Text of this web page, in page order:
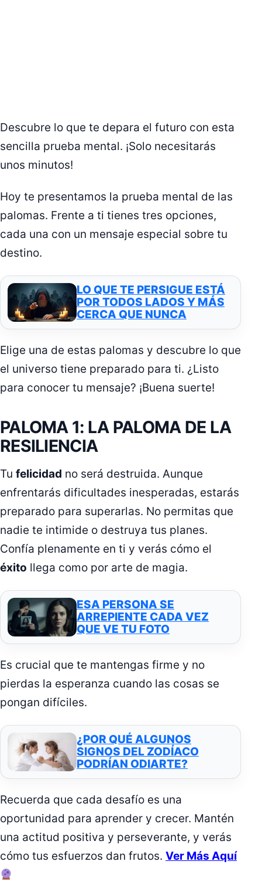
Descubre lo que te depara el futuro con esta
sencilla prueba mental. ¡Solo necesitarás
unos minutos!
Hoy te presentamos la prueba mental de las
palomas. Frente a ti tienes tres opciones,
cada una con un mensaje especial sobre tu
destino.
LO QUE TE PERSIGUE ESTÁ
POR TODOS LADOS Y MÁS
CERCA QUE NUNCA
Elige una de estas palomas y descubre lo que
el universo tiene preparado para ti. ¿Listo
para conocer tu mensaje? ¡Buena suerte!
PALOMA 1: LA PALOMA DE LA
RESILIENCIA
Tu felicidad no será destruida. Aunque
enfrentarás dificultades inesperadas, estarás
preparado para superarlas. No permitas que
nadie te intimide o destruya tus planes.
Confía plenamente en ti y verás cómo el
éxito llega como por arte de magia.
ESA PERSONA SE
ARREPIENTE CADA VEZ
QUE VE TU FOTO
Es crucial que te mantengas firme y no
pierdas la esperanza cuando las cosas se
pongan difíciles.
¿POR QUÉ ALGUNOS
SIGNOS DEL ZODÍACO
PODRÍAN ODIARTE?
Recuerda que cada desafío es una
oportunidad para aprender y crecer. Mantén
una actitud positiva y perseverante, y verás
cómo tus esfuerzos dan frutos. Ver Más Aquí